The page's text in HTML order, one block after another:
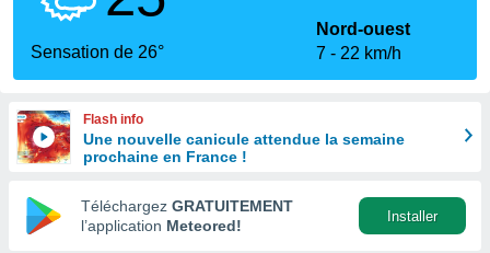
en
Sensation de 26°
Nord-ouest
7
22 km/h
Flash info
Une nouvelle canicule attendue la semaine
prochaine en France !
Téléchargez GRATUITEMENT
l’application Meteored!
Installer